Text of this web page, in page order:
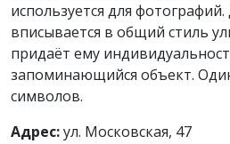
используется для
вписывается в общий стиль
придаёт ему
запоминающийся объект.
символов.
Адрес:ул. Московская, 47